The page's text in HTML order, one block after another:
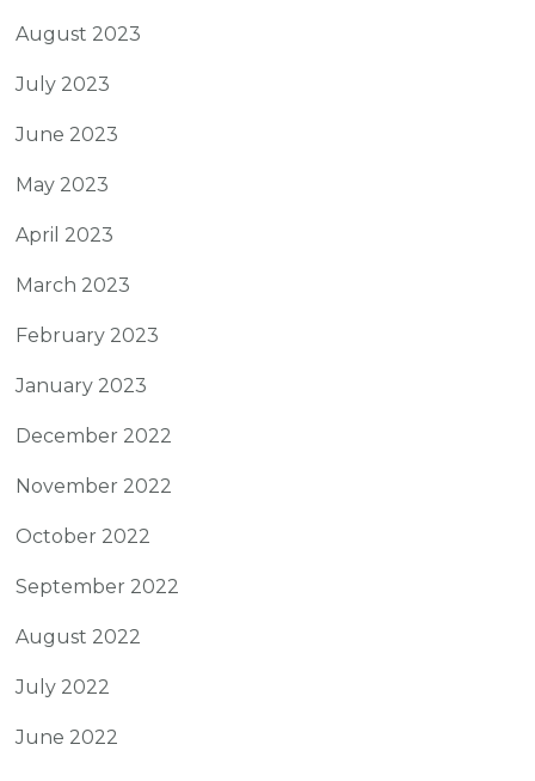
August 2023
July 2023
June 2023
May 2023
April 2023
March 2023
February 2023
January 2023
December 2022
November 2022
October 2022
September 2022
August 2022
July 2022
June 2022